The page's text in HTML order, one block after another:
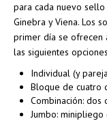
para cada nuevo
Ginebra y Viena. Los
primer día se ofrecen
las siguientes
Individual (y
Bloque de cuatro
Combinación: dos
Jumbo: